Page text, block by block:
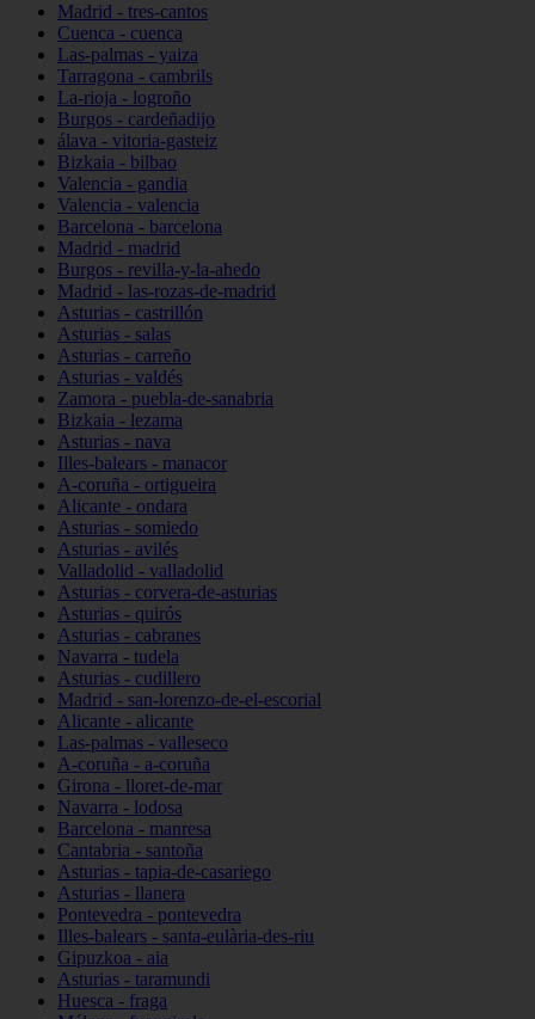
Madrid - tres-cantos
Cuenca - cuenca
Las-palmas - yaiza
Tarragona - cambrils
La-rioja - logroño
Burgos - cardeñadijo
álava - vitoria-gasteiz
Bizkaia - bilbao
Valencia - gandia
Valencia - valencia
Barcelona - barcelona
Madrid - madrid
Burgos - revilla-y-la-ahedo
Madrid - las-rozas-de-madrid
Asturias - castrillón
Asturias - salas
Asturias - carreño
Asturias - valdés
Zamora - puebla-de-sanabria
Bizkaia - lezama
Asturias - nava
Illes-balears - manacor
A-coruña - ortigueira
Alicante - ondara
Asturias - somiedo
Asturias - avilés
Valladolid - valladolid
Asturias - corvera-de-asturias
Asturias - quirós
Asturias - cabranes
Navarra - tudela
Asturias - cudillero
Madrid - san-lorenzo-de-el-escorial
Alicante - alicante
Las-palmas - valleseco
A-coruña - a-coruña
Girona - lloret-de-mar
Navarra - lodosa
Barcelona - manresa
Cantabria - santoña
Asturias - tapia-de-casariego
Asturias - llanera
Pontevedra - pontevedra
Illes-balears - santa-eulària-des-riu
Gipuzkoa - aia
Asturias - taramundi
Huesca - fraga